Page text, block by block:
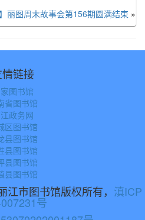
】丽图周末故事会第156期圆满结束 »
情链接
图书馆
省图书馆
政务网
区图书馆
县图书馆
县图书馆
县图书馆
县图书馆
市图书馆版权所有， 滇ICP
号